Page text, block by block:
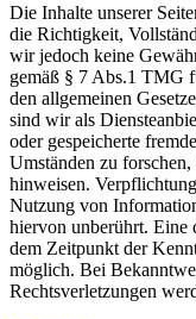
Die Inhalte unserer
die Richtigkeit,
wir jedoch keine
gemäß § 7 Abs.1 TMG
den allgemeinen
sind wir als
oder gespeicherte
Umständen zu
hinweisen.
Nutzung von
hiervon unberührt. Eine
dem Zeitpunkt der
möglich. Bei
Rechtsverletzungen